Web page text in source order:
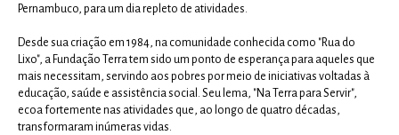
Pernambuco, para um dia repleto de atividades.
Desde sua criação em 1984, na comunidade conhecida como "Rua do
Lixo", a Fundação Terra tem sido um ponto de esperança para aqueles que
mais necessitam, servindo aos pobres por meio de iniciativas voltadas à
educação, saúde e assistência social. Seu lema, "Na Terra para Servir",
ecoa fortemente nas atividades que, ao longo de quatro décadas,
transformaram inúmeras vidas.